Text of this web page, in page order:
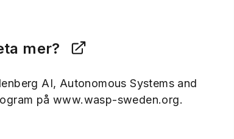
mer?
AI, Autonomous Systems and
på www.wasp-sweden.org.